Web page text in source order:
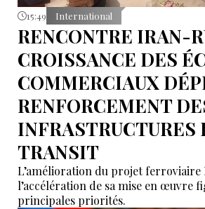
15:49 International
RENCONTRE IRAN-
CROISSANCE DES
COMMERCIAUX
RENFORCEMENT
INFRASTRUCTURES
TRANSIT
L’amélioration du projet ferroviaire
l’accélération de sa mise en œuvre
principales priorités.